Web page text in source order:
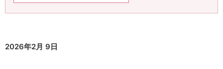
2026年2月 9日